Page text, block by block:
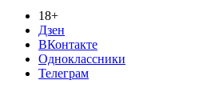
18+
Дзен
ВКонтакте
Одноклассники
Телеграм